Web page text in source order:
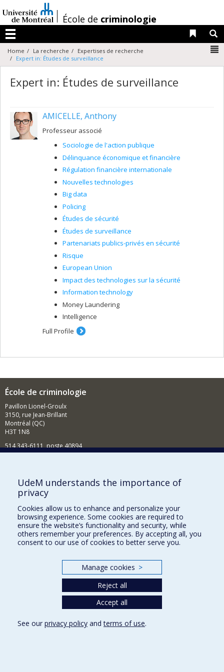
au
contenu
/École de criminologie
Menu
Liens
Home La recherche
Expertises de recherche
Expert in: Études de surveillance
Expert in: Études de surveillance
AMICELLE, Anthony
Professeur associé
Sociologie de l'action publique
Délinquance économique et financière
Régulation financière internationale
Nouvelles technologies
Big data
Policing
Études de sécurité
Études de surveillance
Partenariats publics-privés en sécurité
Risque
European Union
Impact des technologies sur la sécurité
Information technology
Money Laundering
Intelligence
Full Profile
École de criminologie
Pavillon Lionel-Groulx
3150, rue Jean-Brillant
Montréal (QC)
H3T 1N8
514 343-6111, poste 40894
Comment soutenir l'École?
BESOIN D'AIDE?
Plan du site
Signaler une erreur
Accessibilité
Nos départements et écoles
UdeM understands the importance of
privacy
Cookies allow us to enhance and personalize your
browsing experience. Some cookies are required to
ensure the website’s functionality and security, while
others remember your preferences. By accepting all, you
consent to our use of cookies to better serve you.
Manage cookies >
Reject all
Accept all
See our privacy policy andterms of use.